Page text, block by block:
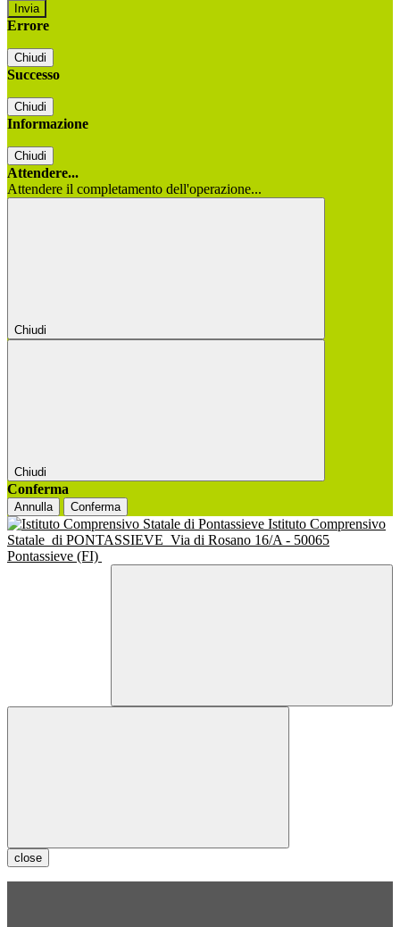
Errore
Chiudi
Successo
Chiudi
Informazione
Chiudi
Attendere...
Attendere il completamento dell'operazione...
Chiudi
Chiudi
Conferma
Annulla Conferma
Istituto Comprensivo
Statale di PONTASSIEVE Via di Rosano 16/A - 50065
Pontassieve (FI)
close